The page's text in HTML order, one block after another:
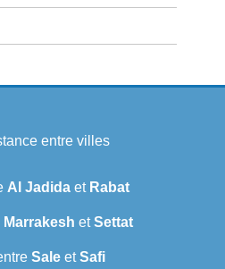
entre villes
Al Jadida et Rabat
Marrakesh etSettat
Sale etSafi